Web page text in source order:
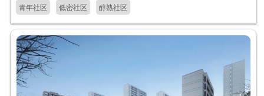
青年社区 低密社区 醇熟社区